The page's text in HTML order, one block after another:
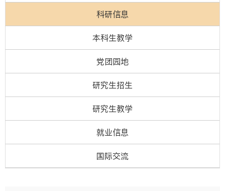
科研信息
本科生教学
党团园地
研究生招生
研究生教学
就业信息
国际交流